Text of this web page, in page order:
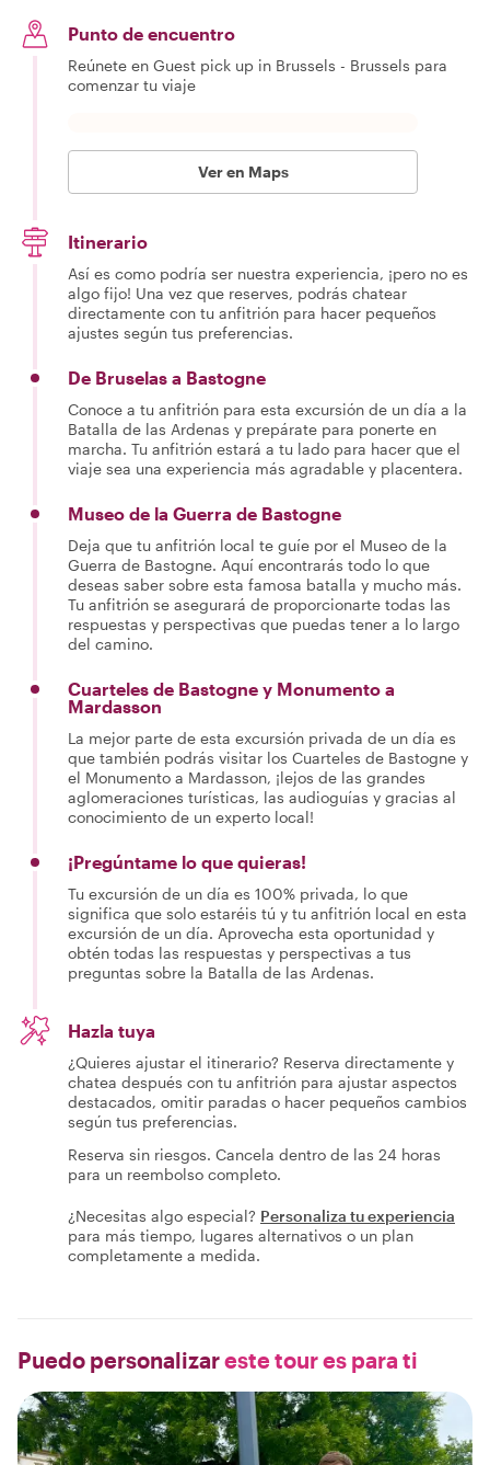
Punto de encuentro
Reúnete en Guest pick up in Brussels - Brussels para
comenzar tu viaje
Ver en Maps
Itinerario
Así es como podría ser nuestra experiencia, ¡pero no es
algo fijo! Una vez que reserves, podrás chatear
directamente con tu anfitrión para hacer pequeños
ajustes según tus preferencias.
De Bruselas a Bastogne
Conoce a tu anfitrión para esta excursión de un día a la
Batalla de las Ardenas y prepárate para ponerte en
marcha. Tu anfitrión estará a tu lado para hacer que el
viaje sea una experiencia más agradable y placentera.
Museo de la Guerra de Bastogne
Deja que tu anfitrión local te guíe por el Museo de la
Guerra de Bastogne. Aquí encontrarás todo lo que
deseas saber sobre esta famosa batalla y mucho más.
Tu anfitrión se asegurará de proporcionarte todas las
respuestas y perspectivas que puedas tener a lo largo
del camino.
Cuarteles de Bastogne y Monumento a
Mardasson
La mejor parte de esta excursión privada de un día es
que también podrás visitar los Cuarteles de Bastogne y
el Monumento a Mardasson, ¡lejos de las grandes
aglomeraciones turísticas, las audioguías y gracias al
conocimiento de un experto local!
¡Pregúntame lo que quieras!
Tu excursión de un día es 100% privada, lo que
significa que solo estaréis tú y tu anfitrión local en esta
excursión de un día. Aprovecha esta oportunidad y
obtén todas las respuestas y perspectivas a tus
preguntas sobre la Batalla de las Ardenas.
Hazla tuya
¿Quieres ajustar el itinerario? Reserva directamente y
chatea después con tu anfitrión para ajustar aspectos
destacados, omitir paradas o hacer pequeños cambios
según tus preferencias.
Reserva sin riesgos. Cancela dentro de las 24 horas
para un reembolso completo.
¿Necesitas algo especial? Personaliza tu experiencia
para más tiempo, lugares alternativos o un plan
completamente a medida.
Puedo personalizareste tour es para ti